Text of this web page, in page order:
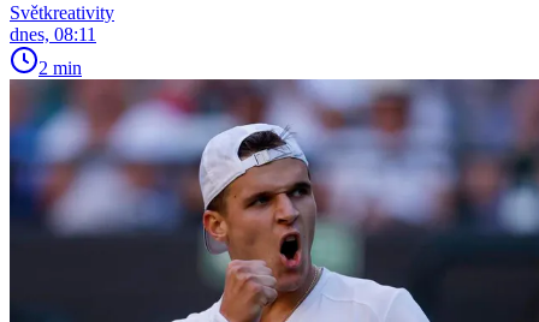
Světkreativity
dnes, 08:11
2 min